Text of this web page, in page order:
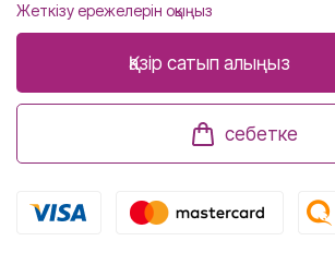
Жеткізу ережелерін оқыңыз
Қазір сатып алыңыз
себетке